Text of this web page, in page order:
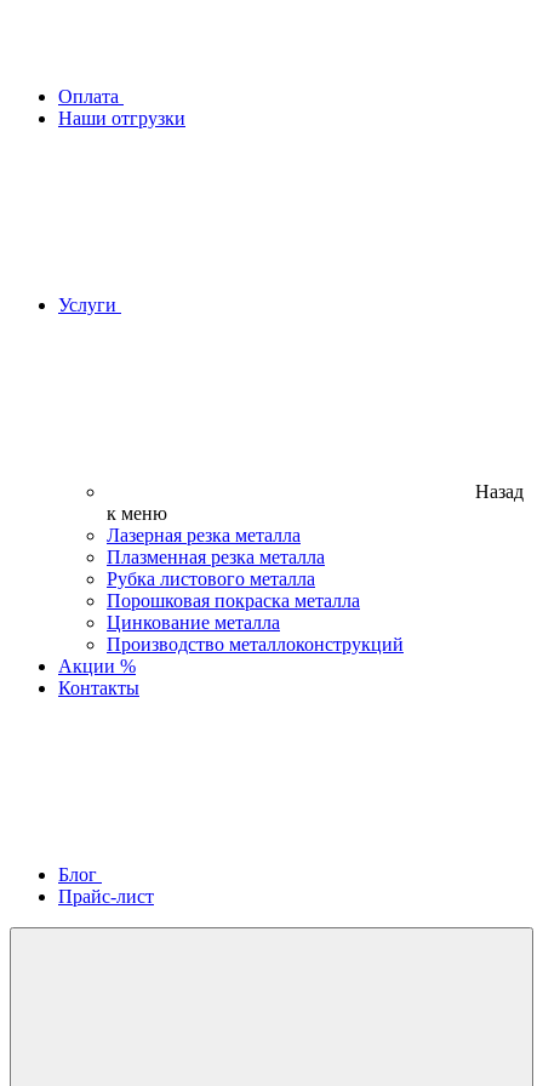
Оплата
Наши отгрузки
Услуги
Назад
к меню
Лазерная резка металла
Плазменная резка металла
Рубка листового металла
Порошковая покраска металла
Цинкование металла
Производство металлоконструкций
Акции %
Контакты
Блог
Прайс-лист